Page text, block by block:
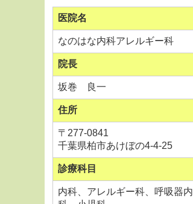
医院名
なのはな内科アレルギー科
院長
坂巻 良一
住所
〒 277-0841
千葉県柏市あけぼの4-4-25
診療科目
内科、アレルギー科、呼吸器内